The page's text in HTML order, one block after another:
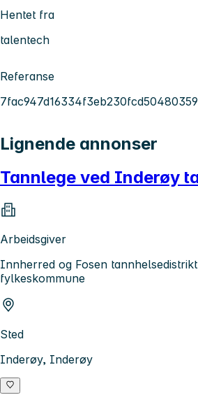
Hentet fra
talentech
Referanse
Lignende annonser
Tannlege ved Inderøy
Arbeidsgiver
Innherred og Fosen
fylkeskommune
Sted
Inderøy, Inderøy